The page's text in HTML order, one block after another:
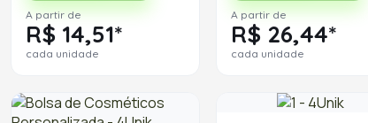
A partir de
R$ 14,51*
cada unidade
A partir de
R$ 26,44*
cada unidade